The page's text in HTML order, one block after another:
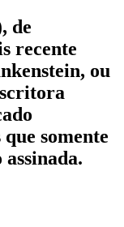
de
recente
ou
somente